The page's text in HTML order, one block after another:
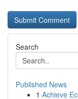
Search
Published News
1 Achieve